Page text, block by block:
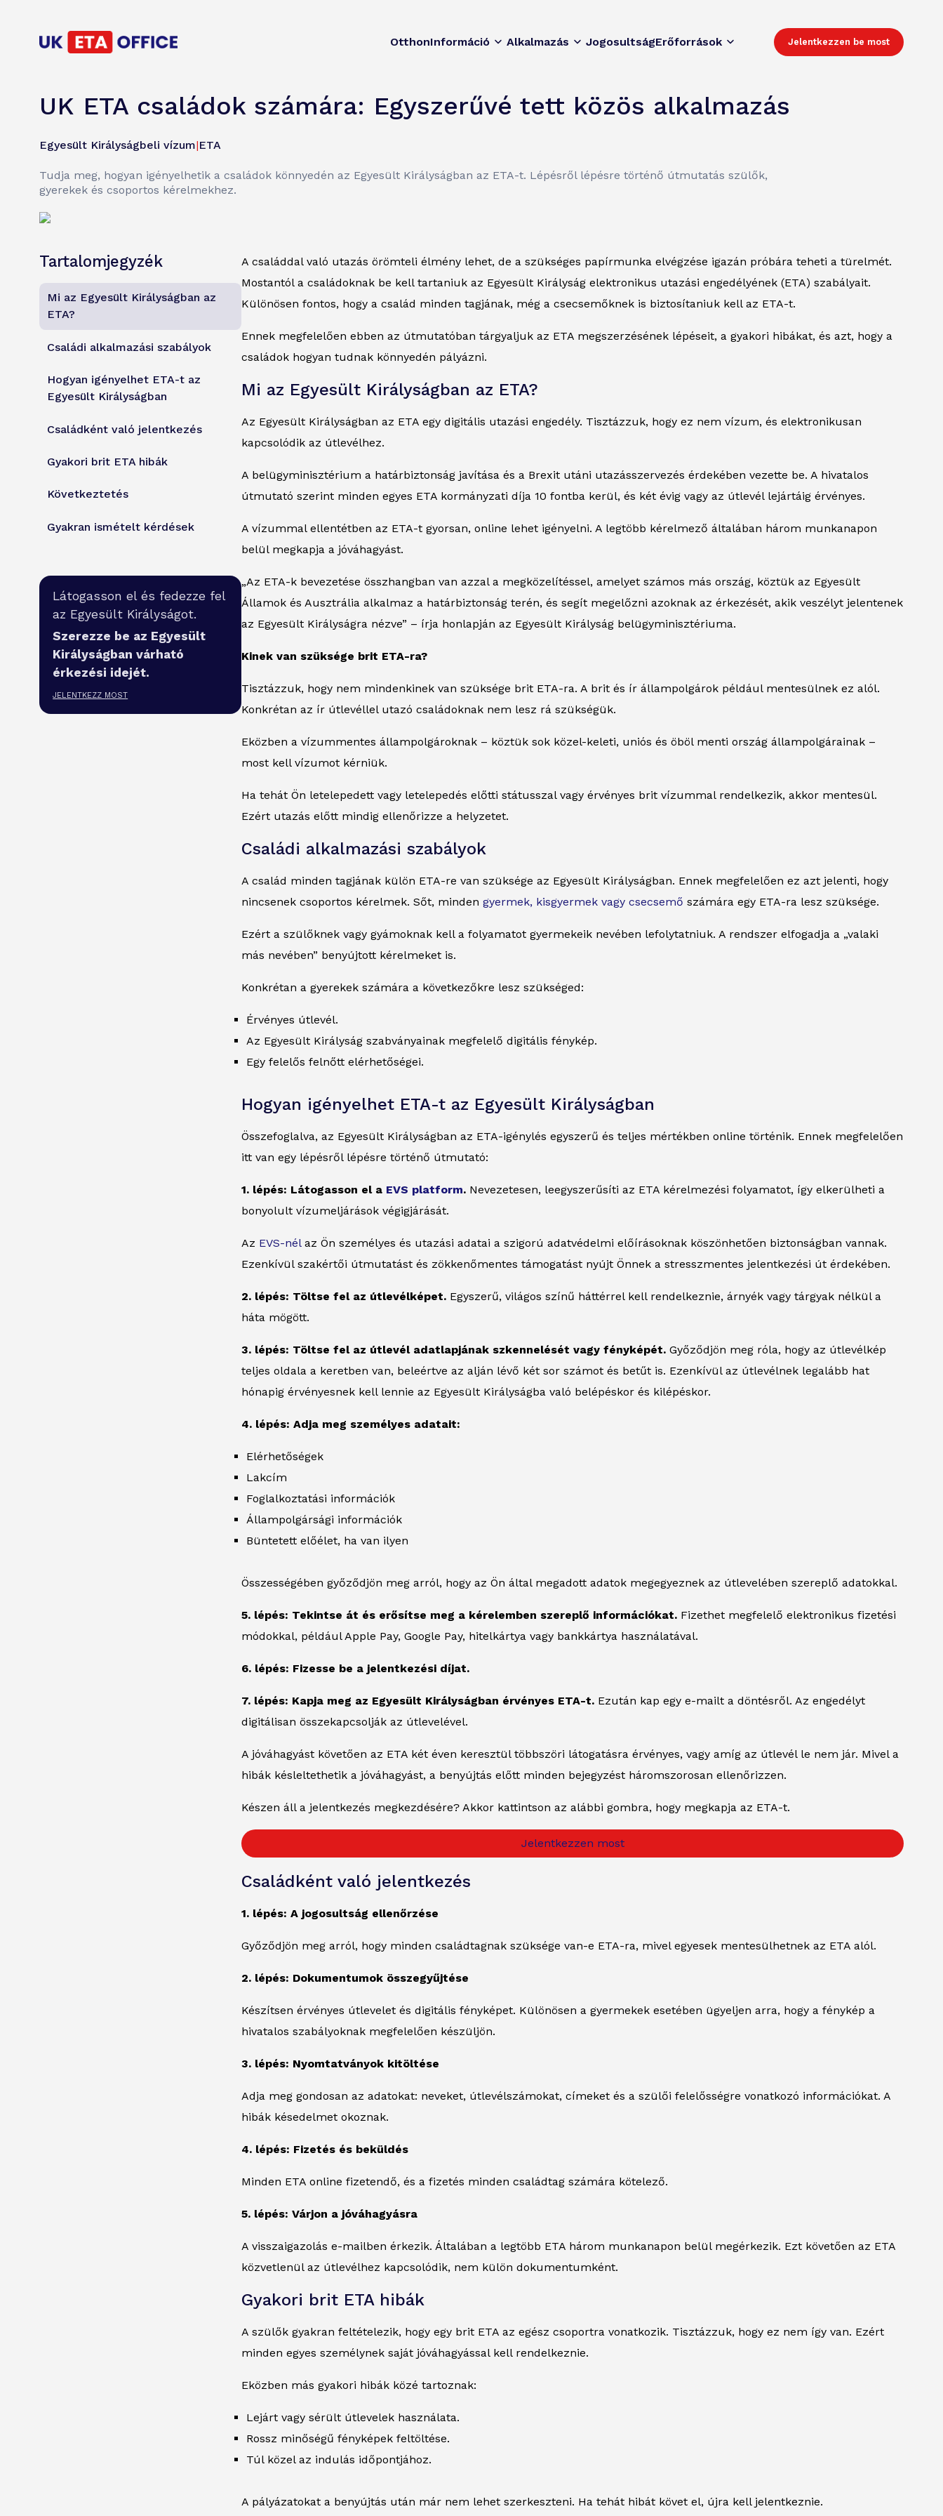
OtthonInformáció Alkalmazás JogosultságErőforrások Jelentkezzen be most
UK ETA családok számára: Egyszerűvé tett közös alkalmazás
Egyesült Királyságbeli vízum|ETA
Tudja meg, hogyan igényelhetik a családok könnyedén az Egyesült Királyságban az ETA-t. Lépésről lépésre történő útmutatás szülők,
gyerekek és csoportos kérelmekhez.
Tartalomjegyzék
Mi az Egyesült Királyságban az
ETA?
Családi alkalmazási szabályok
Hogyan igényelhet ETA-t az
Egyesült Királyságban
Családként való jelentkezés
Gyakori brit ETA hibák
Következtetés
Gyakran ismételt kérdések
Látogasson el és fedezze fel
az Egyesült Királyságot.
Szerezze be az Egyesült
Királyságban várható
érkezési idejét.
JELENTKEZZ MOST
A családdal való utazás örömteli élmény lehet, de a szükséges papírmunka elvégzése igazán próbára teheti a türelmét.
Mostantól a családoknak be kell tartaniuk az Egyesült Királyság elektronikus utazási engedélyének (ETA) szabályait.
Különösen fontos, hogy a család minden tagjának, még a csecsemőknek is biztosítaniuk kell az ETA-t.
Ennek megfelelően ebben az útmutatóban tárgyaljuk az ETA megszerzésének lépéseit, a gyakori hibákat, és azt, hogy a
családok hogyan tudnak könnyedén pályázni.
Mi az Egyesült Királyságban az ETA?
Az Egyesült Királyságban az ETA egy digitális utazási engedély. Tisztázzuk, hogy ez nem vízum, és elektronikusan
kapcsolódik az útlevélhez.
A belügyminisztérium a határbiztonság javítása és a Brexit utáni utazásszervezés érdekében vezette be. A hivatalos
útmutató szerint minden egyes ETA kormányzati díja 10 fontba kerül, és két évig vagy az útlevél lejártáig érvényes.
A vízummal ellentétben az ETA-t gyorsan, online lehet igényelni. A legtöbb kérelmező általában három munkanapon
belül megkapja a jóváhagyást.
„Az ETA-k bevezetése összhangban van azzal a megközelítéssel, amelyet számos más ország, köztük az Egyesült
Államok és Ausztrália alkalmaz a határbiztonság terén, és segít megelőzni azoknak az érkezését, akik veszélyt jelentenek
az Egyesült Királyságra nézve” – írja honlapján az Egyesült Királyság belügyminisztériuma.
Kinek van szüksége brit ETA-ra?
Tisztázzuk, hogy nem mindenkinek van szüksége brit ETA-ra. A brit és ír állampolgárok például mentesülnek ez alól.
Konkrétan az ír útlevéllel utazó családoknak nem lesz rá szükségük.
Eközben a vízummentes állampolgároknak – köztük sok közel-keleti, uniós és öböl menti ország állampolgárainak –
most kell vízumot kérniük.
Ha tehát Ön letelepedett vagy letelepedés előtti státusszal vagy érvényes brit vízummal rendelkezik, akkor mentesül.
Ezért utazás előtt mindig ellenőrizze a helyzetet.
Családi alkalmazási szabályok
A család minden tagjának külön ETA-re van szüksége az Egyesült Királyságban. Ennek megfelelően ez azt jelenti, hogy
nincsenek csoportos kérelmek. Sőt, minden gyermek, kisgyermek vagy csecsemő számára egy ETA-ra lesz szüksége.
Ezért a szülőknek vagy gyámoknak kell a folyamatot gyermekeik nevében lefolytatniuk. A rendszer elfogadja a „valaki
más nevében” benyújtott kérelmeket is.
Konkrétan a gyerekek számára a következőkre lesz szükséged:
Érvényes útlevél.
Az Egyesült Királyság szabványainak megfelelő digitális fénykép.
Egy felelős felnőtt elérhetőségei.
Hogyan igényelhet ETA-t az Egyesült Királyságban
Összefoglalva, az Egyesült Királyságban az ETA-igénylés egyszerű és teljes mértékben online történik. Ennek megfelelően
itt van egy lépésről lépésre történő útmutató:
1. lépés: Látogasson el a EVS platform. Nevezetesen, leegyszerűsíti az ETA kérelmezési folyamatot, így elkerülheti a
bonyolult vízumeljárások végigjárását.
Az EVS-nélaz Ön személyes és utazási adatai a szigorú adatvédelmi előírásoknak köszönhetően biztonságban vannak.
Ezenkívül szakértői útmutatást és zökkenőmentes támogatást nyújt Önnek a stresszmentes jelentkezési út érdekében.
2. lépés: Töltse fel az útlevélképet. Egyszerű, világos színű háttérrel kell rendelkeznie, árnyék vagy tárgyak nélkül a
háta mögött.
3. lépés: Töltse fel az útlevél adatlapjának szkennelését vagy fényképét. Győződjön meg róla, hogy az útlevélkép
teljes oldala a keretben van, beleértve az alján lévő két sor számot és betűt is. Ezenkívül az útlevélnek legalább hat
hónapig érvényesnek kell lennie az Egyesült Királyságba való belépéskor és kilépéskor.
4. lépés: Adja meg személyes adatait:
Elérhetőségek
Lakcím
Foglalkoztatási információk
Állampolgársági információk
Büntetett előélet, ha van ilyen
Összességében győződjön meg arról, hogy az Ön által megadott adatok megegyeznek az útlevelében szereplő adatokkal.
5. lépés: Tekintse át és erősítse meg a kérelemben szereplő információkat. Fizethet megfelelő elektronikus fizetési
módokkal, például Apple Pay, Google Pay, hitelkártya vagy bankkártya használatával.
6. lépés: Fizesse be a jelentkezési díjat.
7. lépés: Kapja meg az Egyesült Királyságban érvényes ETA-t. Ezután kap egy e-mailt a döntésről. Az engedélyt
digitálisan összekapcsolják az útlevelével.
A jóváhagyást követően az ETA két éven keresztül többszöri látogatásra érvényes, vagy amíg az útlevél le nem jár. Mivel a
hibák késleltethetik a jóváhagyást, a benyújtás előtt minden bejegyzést háromszorosan ellenőrizzen.
Készen áll a jelentkezés megkezdésére? Akkor kattintson az alábbi gombra, hogy megkapja az ETA-t.
Jelentkezzen most
Családként való jelentkezés
1. lépés: A jogosultság ellenőrzése
Győződjön meg arról, hogy minden családtagnak szüksége van-e ETA-ra, mivel egyesek mentesülhetnek az ETA alól.
2. lépés: Dokumentumok összegyűjtése
Készítsen érvényes útlevelet és digitális fényképet. Különösen a gyermekek esetében ügyeljen arra, hogy a fénykép a
hivatalos szabályoknak megfelelően készüljön.
3. lépés: Nyomtatványok kitöltése
Adja meg gondosan az adatokat: neveket, útlevélszámokat, címeket és a szülői felelősségre vonatkozó információkat. A
hibák késedelmet okoznak.
4. lépés: Fizetés és beküldés
Minden ETA online fizetendő, és a fizetés minden családtag számára kötelező.
5. lépés: Várjon a jóváhagyásra
A visszaigazolás e-mailben érkezik. Általában a legtöbb ETA három munkanapon belül megérkezik. Ezt követően az ETA
közvetlenül az útlevélhez kapcsolódik, nem külön dokumentumként.
Gyakori brit ETA hibák
A szülők gyakran feltételezik, hogy egy brit ETA az egész csoportra vonatkozik. Tisztázzuk, hogy ez nem így van. Ezért
minden egyes személynek saját jóváhagyással kell rendelkeznie.
Eközben más gyakori hibák közé tartoznak:
Lejárt vagy sérült útlevelek használata.
Rossz minőségű fényképek feltöltése.
Túl közel az indulás időpontjához.
A pályázatokat a benyújtás után már nem lehet szerkeszteni. Ha tehát hibát követ el, újra kell jelentkeznie.